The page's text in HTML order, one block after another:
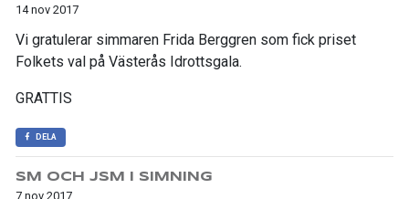
14 nov 2017
Vi gratulerar simmaren Frida Berggren som fick priset
Folkets val på Västerås Idrottsgala.
GRATTIS
DELA
SM OCH JSM I SIMNING
7 nov 2017